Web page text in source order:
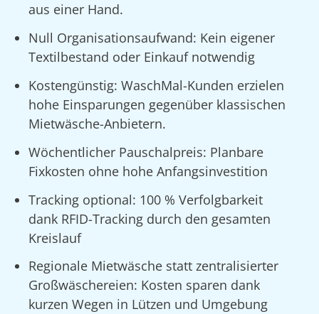
aus einer Hand.
Null Organisationsaufwand: Kein eigener
Textilbestand oder Einkauf notwendig
Kostengünstig: WaschMal-Kunden erzielen
hohe Einsparungen gegenüber klassischen
Mietwäsche-Anbietern.
Wöchentlicher Pauschalpreis: Planbare
Fixkosten ohne hohe Anfangsinvestition
Tracking optional: 100 % Verfolgbarkeit
dank RFID-Tracking durch den gesamten
Kreislauf
Regionale Mietwäsche statt zentralisierter
Großwäschereien: Kosten sparen dank
kurzen Wegen in Lützen und Umgebung